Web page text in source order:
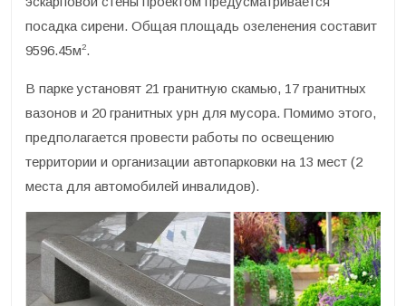
посадка сирени. Общая площадь озеленения составит
9596.45м2.
В парке установят 21 гранитную скамью, 17 гранитных
вазонов и 20 гранитных урн для мусора. Помимо этого,
предполагается провести работы по освещению
территории и организации автопарковки на 13 мест (2
места для автомобилей инвалидов).